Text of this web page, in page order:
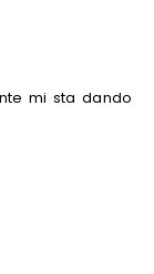
mi sta dando